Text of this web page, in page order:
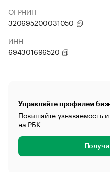
ОГРНИП
320695200031050
ИНН
694301696520
Управляйте профилем
Повышайте узнаваемость
на РБК